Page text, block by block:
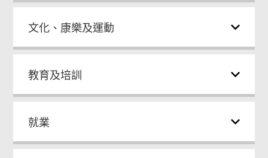
文化、康樂及運動
教育及培訓
就業